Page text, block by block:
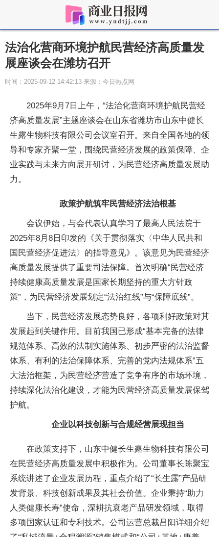
法治化营商环境护航民营经济高质量发
展座谈会在潍坊召开
时间：2025-09-12 14:42:13 来源：今日热点网
2025年9月7日上午，“法治化营商环境护航民营经
济高质量发展”主题座谈会在山东省潍坊市山东中健长
生露生物科技有限公司会议室召开。来自全国各地的领
导和专家齐聚一堂，围绕民营经济发展的政策保障、企
业实践与未来方向展开研讨，为民营经济高质量发展助
力。
政策护航筑牢民营经济法治根基
会议伊始，与会代表认真学习了最高 人民法院于
2025年8月8日印发的《关于贯彻落实〈中华人民共和
国民营经济促进法〉的指导意见》。该意见为民营经济
高质量发展提供了重要司法保障。首次明确“民营经济
持续健康高质量发展是国家长期坚持的重大方针政
策”，为民营经济发展划定“法治红线”与“保障底线”。
当下，民营经济发展态势良好，各项利好政策对其
发展起到关键作用。目前我国已形成“基本完备的法律
规范体系、高效的法制实施体系、初步严密的法治监督
体系、有利的法治保障体系、完善的党内法规体系”五
大法治框架，为民营经济营造了竞争有序的市场环境，
持续深化法治化建设，才能为民营经济高质量发展保驾
护航。
企业以科技创新与合规经营展现担当
在政策支持下，山东中健长生露生物科技有限公司
在民营经济高质量发展中积极作为。公司董事长陈聚宝
系统讲述了企业发展历程，重点介绍了“长生露”产品研
发背景、科技创新成果及其社会价值。企业秉持“助力
人类健康长寿”使命，深耕抗衰老产品研发领域，取得
多项国家认证和专利技术。公司运营总裁吕阳详细介绍